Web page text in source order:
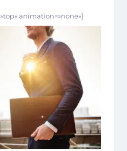
animation=»none»]